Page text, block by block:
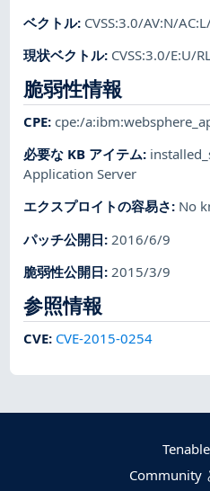
ベクトル: CVSS:3.0/AV:N/
現状ベクトル: CVSS:3.0/E:U/
脆弱性情報
CPE:cpe:/
必要な KB アイテム:
Application Server
エクスプロイトの容易さ: No
パッチ公開日: 2016/6/9
脆弱性公開日:2015/3/9
参照情報
CVE: CVE-2015-0254
Community